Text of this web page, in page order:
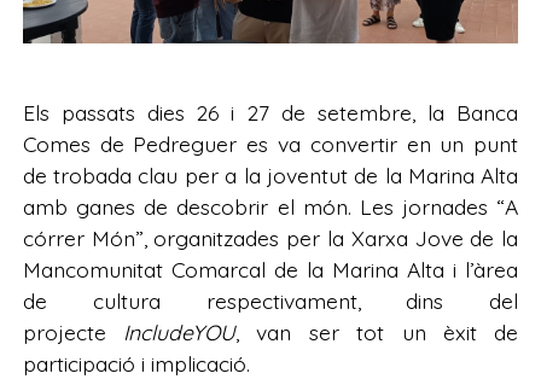
Els passats dies 26 i 27 de setembre, la Banca
Comes de Pedreguer es va convertir en un punt
de trobada clau per a la joventut de la Marina Alta
amb ganes de descobrir el món. Les jornades “A
córrer Món”, organitzades per la Xarxa Jove de la
Mancomunitat Comarcal de la Marina Alta i l’àrea
de cultura respectivament, dins del
projecte IncludeYOU, van ser tot un èxit de
participació i implicació.